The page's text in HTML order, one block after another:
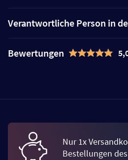
Verantwortliche Person in
Bewertungen
Nur 1x
Bestellungen